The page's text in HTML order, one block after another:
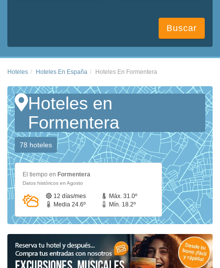
Buscar
Hoteles Hoteles En España Hoteles En Formentera
Hoteles en
Formentera
78 hoteles
El tiempo en Formentera
Datos históricos en Agosto
12 días/mes
Máx. 31.0º
Media 24.6º
Mín. 18.2º